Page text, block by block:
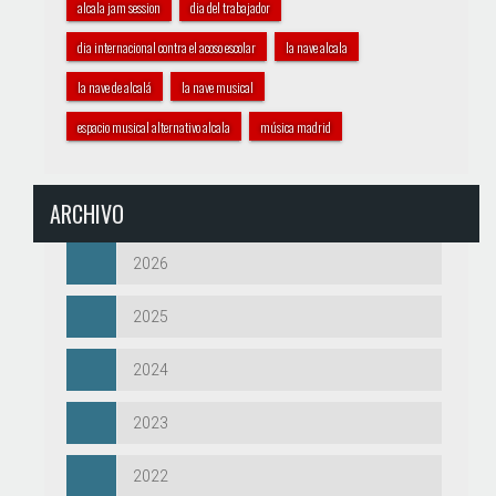
alcala jam session dia del trabajador
dia internacional contra el acoso escolar la nave alcala
la nave de alcalá la nave musical
espacio musical alternativo alcala música madrid
ARCHIVO
2026
2025
2024
2023
2022